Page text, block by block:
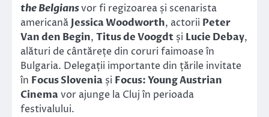
the Belgiansvor fi regizoarea și scenarista
americană Jessica Woodworth, actorii Peter
Van den Begin, Titus de Voogdt și Lucie Debay,
alături de cântărețe din coruri faimoase în
Bulgaria. Delegații importante din țările invitate
în Focus Slovenia și Focus: Young Austrian
Cinemavor ajunge la Cluj în perioada
festivalului.